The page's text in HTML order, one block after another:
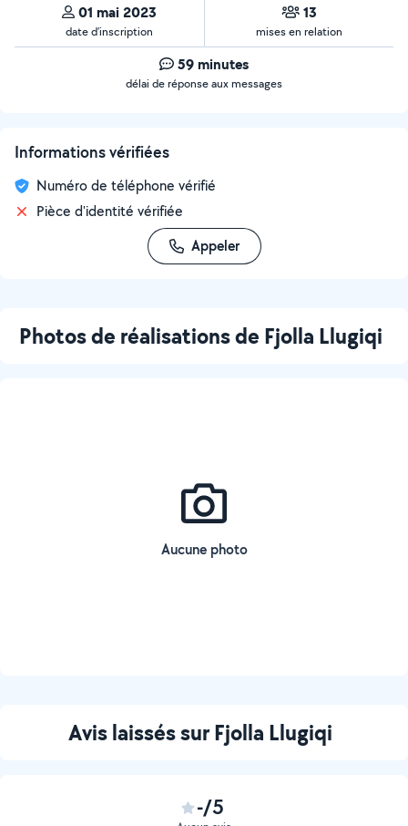
01 mai 2023
date d’inscription
13
mises en relation
59 minutes
délai de réponse aux messages
Informations vérifiées
Numéro de téléphone vérifié
Pièce d'identité vérifiée
Appeler
Photos de réalisations de Fjolla Llugiqi
Aucune photo
Avis laissés sur Fjolla Llugiqi
-/5